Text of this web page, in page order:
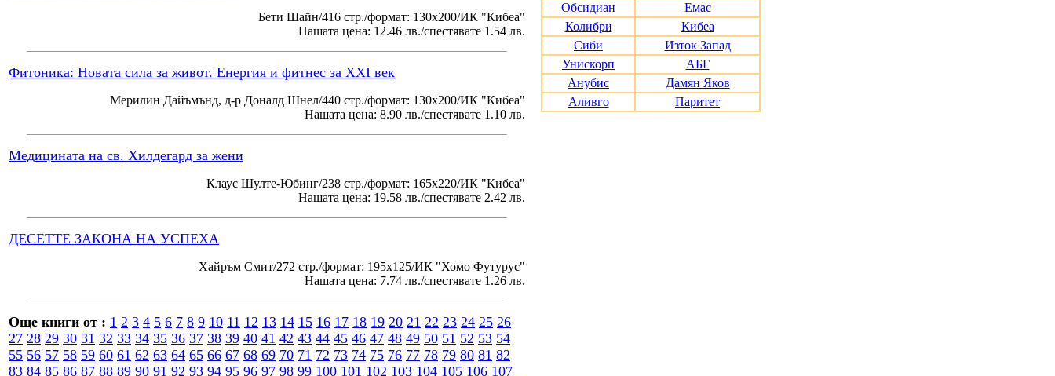
Бети Шайн/416 стр./формат: 130х200/ИК "Кибеа"
Нашата цена: 12.46 лв./спестявате 1.54 лв.
Фитоника: Новата сила за живот. Енергия и фитнес за XXI век
Мерилин Дайъмънд, д-р Доналд Шнел/440 стр./формат: 130х200/ИК "Кибеа"
Нашата цена: 8.90 лв./спестявате 1.10 лв.
Медицината на св. Хилдегард за жени
Клаус Шулте-Юбинг/238 стр./формат: 165х220/ИК "Кибеа"
Нашата цена: 19.58 лв./спестявате 2.42 лв.
ДЕСЕТТЕ ЗАКОНА НА УСПЕХА
Хайръм Смит/272 стр./формат: 195x125/ИК "Хомо Футурус"
Нашата цена: 7.74 лв./спестявате 1.26 лв.
Още книги от : 1 2 3 4 5 6 7 8 9 10 11 12 13 14 15 16 17 18 19 20 21 22 23 24 25 26
27 28 29 30 31 32 33 34 35 36 37 38 39 40 41 42 43 44 45 46 47 48 49 50 51 52 53 54
55 56 57 58 59 60 61 62 63 64 65 66 67 68 69 70 71 72 73 74 75 76 77 78 79 80 81 82
83 84 85 86 87 88 89 90 91 92 93 94 95 96 97 98 99 100 101 102 103 104 105 106 107
Обсидиан
Емас
Колибри
Кибеа
Сиби
Изток Запад
Унискорп
АБГ
Анубис
Дамян Яков
Аливго
Паритет